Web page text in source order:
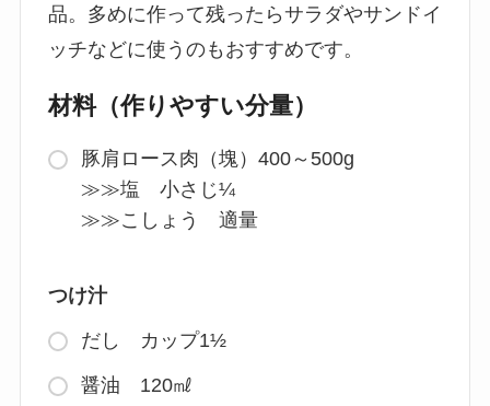
品。多めに作って残ったらサラダやサンドイ
ッチなどに使うのもおすすめです。
材料（作りやすい分量）
豚肩ロース肉（塊）400～500g
≫≫塩 小さじ¼
≫≫こしょう 適量
つけ汁
だし カップ1½
醤油 120㎖